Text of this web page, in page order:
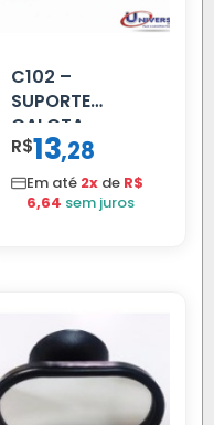
C102 –
SUPORTE
CALOTA
DIANTEIRA
RODA 10 FUROS
R$13,28
Em até 2x de R$
6,64 sem juros